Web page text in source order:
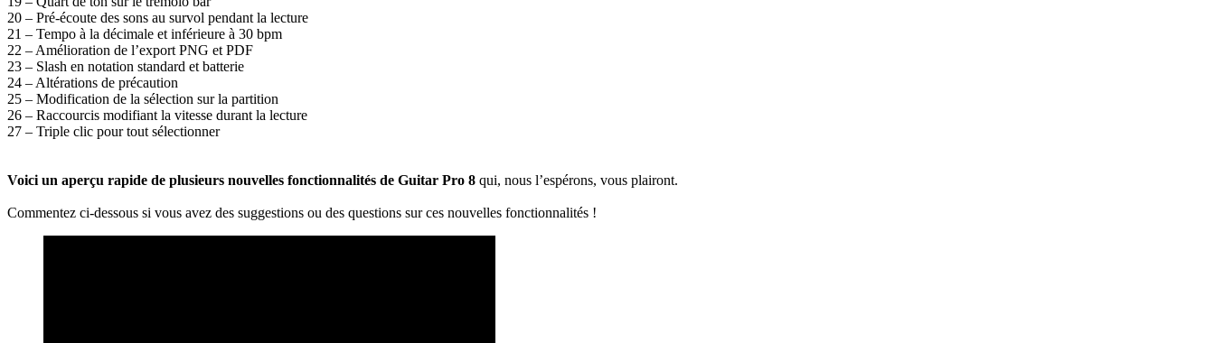
20 – Pré-écoute des sons au survol pendant la lecture
21 – Tempo à la décimale et inférieure à 30 bpm
22 – Amélioration de l’export PNG et PDF
23 – Slash en notation standard et batterie
24 – Altérations de précaution
25 – Modification de la sélection sur la partition
26 – Raccourcis modifiant la vitesse durant la lecture
27 – Triple clic pour tout sélectionner
Voici un aperçu rapide de plusieurs nouvelles fonctionnalités de Guitar Pro 8 qui, nous l’espérons, vous plairont.
Commentez ci-dessous si vous avez des suggestions ou des questions sur ces nouvelles fonctionnalités !